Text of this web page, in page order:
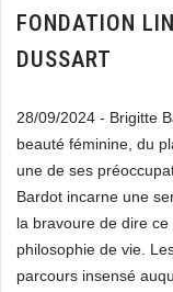
FONDATION
DUSSART
28/09/2024 - Brigitte
beauté féminine, du
une de ses
Bardot incarne une
la bravoure de dire
philosophie de vie.
parcours insensé